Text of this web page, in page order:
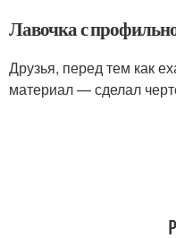
Лавочка с
Друзья, перед тем как
материал — сделал